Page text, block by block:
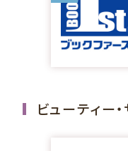
ビューティー